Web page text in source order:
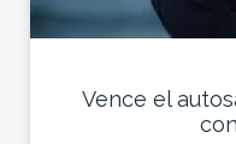
Vence el